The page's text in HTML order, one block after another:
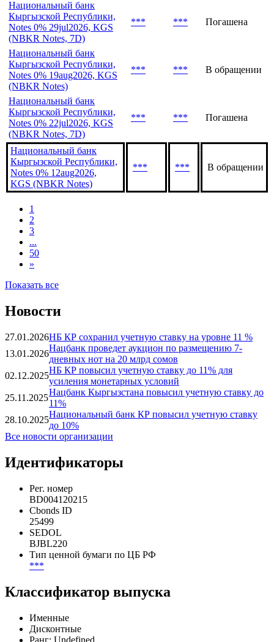
Национальный банк
Кыргызской Республики,
Notes 0% 29jul2026, KGS
(NBKR Notes, 7D)
*** *** Погашена
Национальный банк
Кыргызской Республики,
Notes 0% 19aug2026, KGS
(NBKR Notes)
*** *** В обращении
Национальный банк
Кыргызской Республики,
Notes 0% 22jul2026, KGS
(NBKR Notes, 7D)
*** *** Погашена
Национальный банк
Кыргызской Республики,
Notes 0% 12aug2026,
KGS (NBKR Notes)
*** *** В обращении
1
2
3
...
50
»
Показать все
Новости
27.01.2026НБ КР сохранил учетную ставку на уровне 11 %
13.01.2026
Нацбанк проведет аукцион по размещению 7-
дневных нот на 20 млрд сомов
02.12.2025
НБ КР повысил учетную ставку до 11% для
усиления монетарных условий
25.11.2025
Нацбанк Кыргызстана повысил учетную ставку до
11%
28.10.2025
Национальный банк КР повысил учетную ставку
до 10%
Все новости организации
Идентификаторы
Рег. номер
BD004120215
Cbonds ID
25499
SEDOL
BJBL220
Тип ценной бумаги по ЦБ РФ
***
Классификатор выпуска
Именные
Дисконтные
Ранг: Undefined